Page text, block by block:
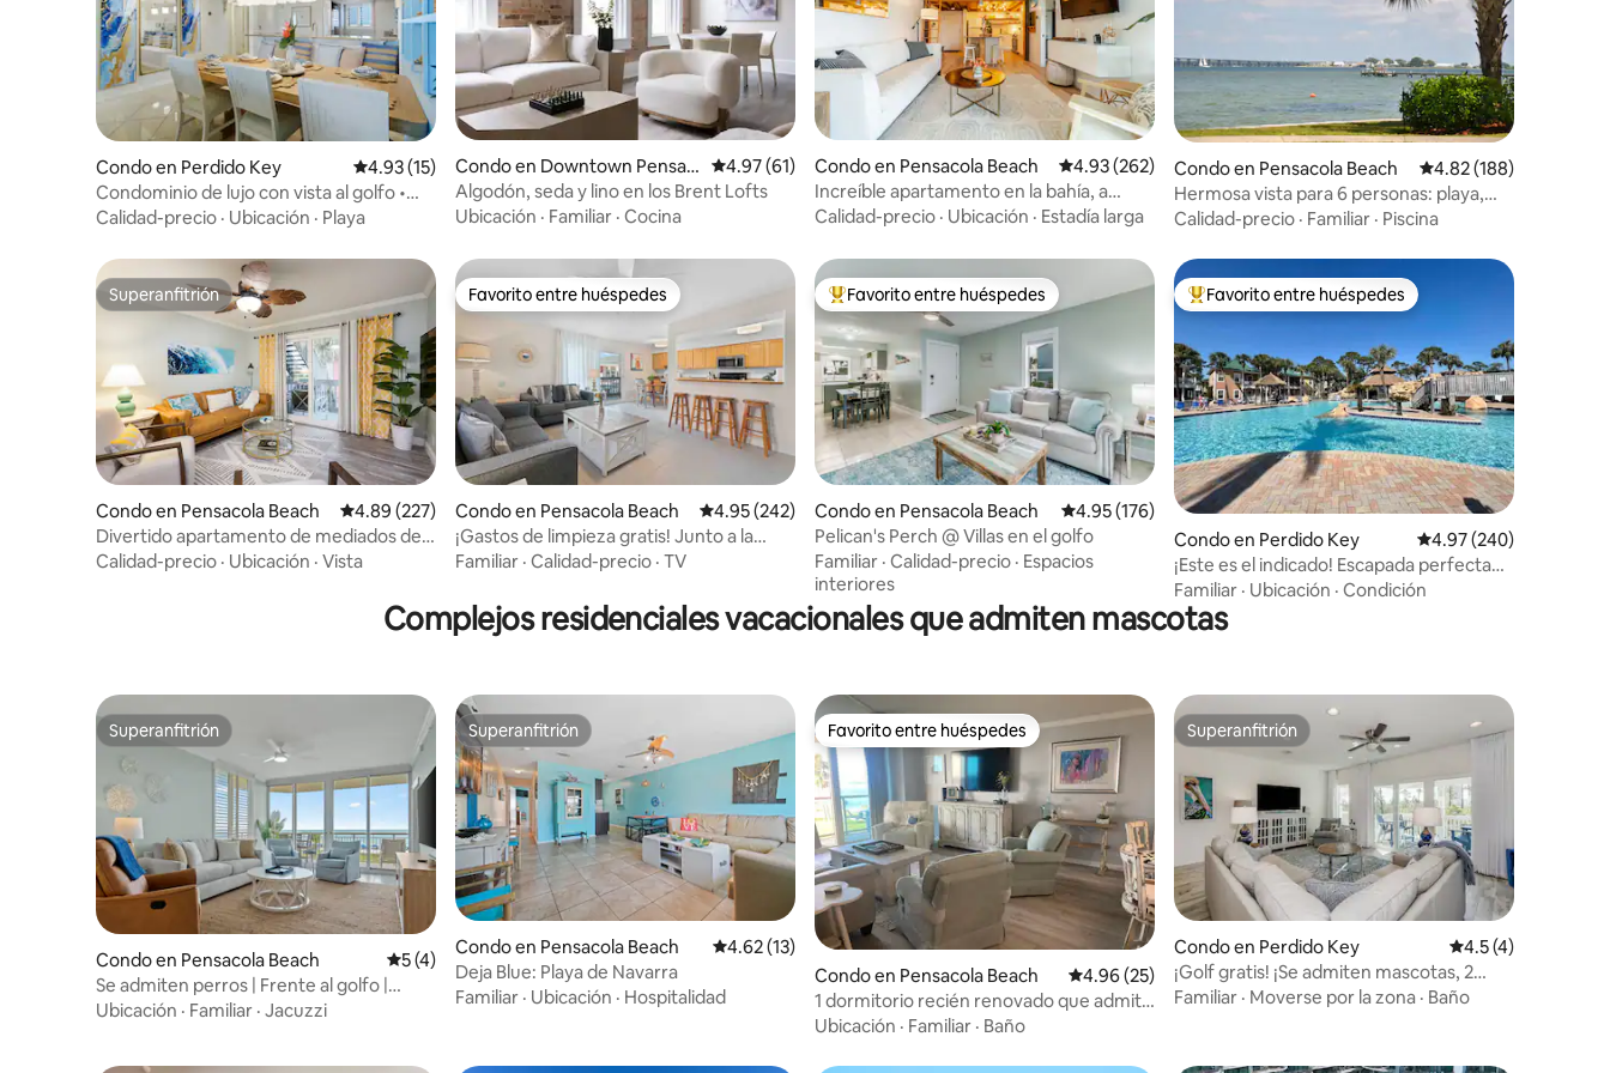
Condo en Perdido Key Calificación promedio: 4.93 de 5, 15 reseñas
4.93 (15)
Condominio de lujo con vista al golfo •
Ideal para Instagram • Frente a la playa
Calidad-precio · Ubicación · Playa
Condo en Downtown Pensac
ola
Calificación promedio: 4.97 de 5, 61 reseñas
4.97 (61)
Algodón, seda y lino en los Brent Lofts
Ubicación · Familiar · Cocina
Condo en Pensacola Beach Calificación promedio: 4.93 de 5, 262 reseñas
4.93 (262)
Increíble apartamento en la bahía, a
pocos pasos del Golfo de América
Calidad-precio · Ubicación · Estadía larga
Condo en Pensacola Beach Calificación promedio:
4.82 (188)
Hermosa vista para 6 personas: playa,
piscina, muelle, amarre para
Calidad-precio · Familiar · Piscina
Superanfitrión
Superanfitrión
Condo en Pensacola Beach Calificación promedio: 4.89 de 5, 227 reseñas
4.89 (227)
Divertido apartamento de mediados de
siglo junto a la playa en el golfo
Calidad-precio · Ubicación · Vista
Favorito entre huéspedes
Favorito entre huéspedes
Condo en Pensacola Beach Calificación promedio: 4.95 de 5, 242 reseñas
4.95 (242)
¡Gastos de limpieza gratis! Junto a la
playa/vistas a la piscina/cama king/jacuzzi
Familiar · Calidad-precio · TV
Favorito entre huéspedes preferido
Favorito entre huéspedes
Condo en Pensacola Beach Calificación promedio: 4.95 de 5, 176 reseñas
4.95 (176)
Pelican's Perch @ Villas en el golfo
Familiar · Calidad-precio · Espacios
interiores
Favorito entre huéspedes preferido
Favorito entre huéspedes
Condo en Perdido Key Calificación promedio:
4.97 (240)
¡Este es el indicado! Escapada perfecta
cerca de la playa.
Familiar · Ubicación · Condición
Complejos residenciales vacacionales que admiten mascotas
Superanfitrión
Superanfitrión
Condo en Pensacola Beach Calificación promedio: 5 de 5, 4 reseñas
5 (4)
Se admiten perros | Frente al golfo |
Piscina climatizada | Jacuzzi
Ubicación · Familiar · Jacuzzi
Superanfitrión
Superanfitrión
Condo en Pensacola Beach Calificación promedio: 4.62 de 5, 13 reseñas
4.62 (13)
Deja Blue: Playa de Navarra
Familiar · Ubicación · Hospitalidad
Favorito entre huéspedes
Favorito entre huéspedes
Condo en Pensacola Beach Calificación promedio: 4.96 de 5, 25 reseñas
4.96 (25)
1 dormitorio recién renovado que admite
mascotas
Ubicación · Familiar · Baño
Superanfitrión
Superanfitrión
Condo en Perdido Key Calificación
4.5 (4)
¡Golf gratis! ¡Se admiten mascotas, 2
piscinas, club de playa!
Familiar · Moverse por la zona · Baño